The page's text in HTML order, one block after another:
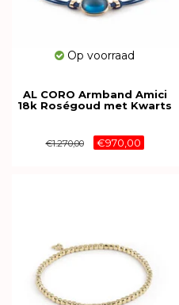
Op voorraad
AL CORO Armband Amici
18k Roségoud met Kwarts
€1.270,00 €970,00